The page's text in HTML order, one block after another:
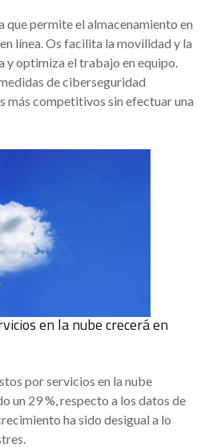
que permite el almacenamiento en
línea. Os facilita la movilidad y la
y optimiza el trabajo en equipo.
de ciberseguridad
más competitivos sin efectuar una
en la nube crecerá en
por servicios en la nube
un 29 %, respecto a los datos de
ha sido desigual a lo